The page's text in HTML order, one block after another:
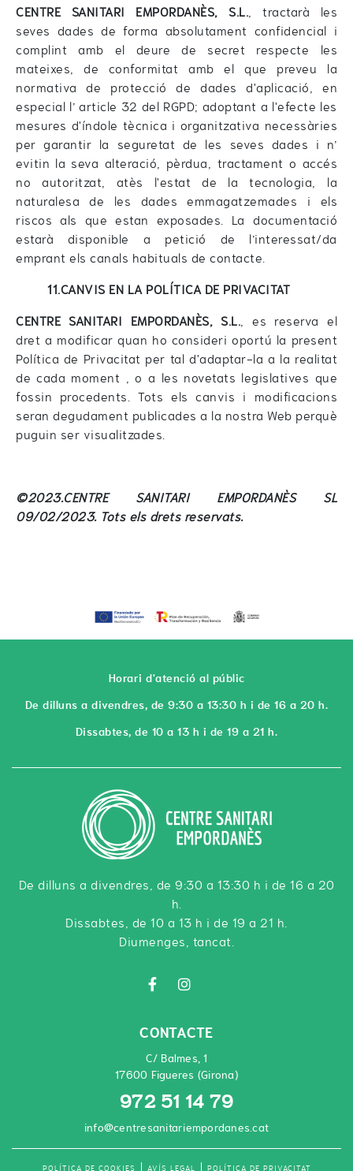
CENTRE SANITARI EMPORDANÈS, S.L., tractarà les
seves dades de forma absolutament confidencial i
complint amb el deure de secret respecte les
mateixes, de conformitat amb el que preveu la
normativa de protecció de dades d'aplicació, en
especial l’ article 32 del RGPD; adoptant a l'efecte les
mesures d'índole tècnica i organitzativa necessàries
per garantir la seguretat de les seves dades i n’
evitin la seva alteració, pèrdua, tractament o accés
no autoritzat, atès l'estat de la tecnologia, la
naturalesa de les dades emmagatzemades i els
riscos als que estan exposades. La documentació
estarà disponible a petició de l’interessat/da
emprant els canals habituals de contacte.
11.CANVIS EN LA POLÍTICA DE PRIVACITAT
CENTRE SANITARI EMPORDANÈS, S.L., es reserva el
dret a modificar quan ho consideri oportú la present
Política de Privacitat per tal d'adaptar-la a la realitat
de cada moment , o a les novetats legislatives que
fossin procedents. Tots els canvis i modificacions
seran degudament publicades a la nostra Web perquè
puguin ser visualitzades.
©2023.CENTRE SANITARI EMPORDANÈS SL
09/02/2023. Tots els drets reservats.
Horari d'atenció al públic
De dilluns a divendres, de 9:30 a 13:30 h i de 16 a 20 h.
Dissabtes, de 10 a 13 h i de 19 a 21 h.
De dilluns a divendres, de 9:30 a 13:30 h i de 16 a 20
h.
Dissabtes, de 10 a 13 h i de 19 a 21 h.
Diumenges, tancat.
CONTACTE
C/ Balmes, 1
17600 Figueres (Girona)
972 51 14 79
info@centresanitariempordanes.cat
POLÍTICA DE COOKIES AVÍS LEGAL POLÍTICA DE PRIVACITAT